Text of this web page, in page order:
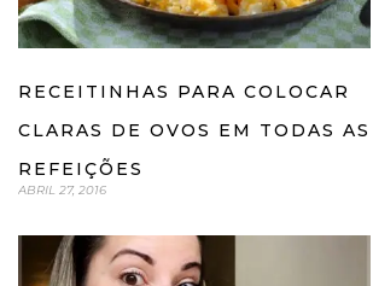
RECEITINHAS PARA COLOCAR
CLARAS DE OVOS EM TODAS AS
REFEIÇÕES
ABRIL 27, 2016